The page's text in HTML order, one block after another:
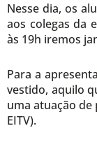
Nesse dia, os
aos colegas da
às 19h iremos
Para a
vestido, aquilo
uma atuação
EITV).